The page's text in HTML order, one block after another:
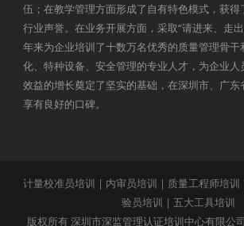
伍；在教学管理方面形成了自有特色模式，获得
行业声誉。在业务开展方面，采取“请进来、走
年来为企业培训了十数万名优秀的质量管理骨干
化、特种设备、安全管理的专业人才，为企业人
效益的增长奠定了坚实的基础，在深圳市、广东
享有良好的口碑。
计量校准员培训 | 内审员培训 | 质量工程师培训
验员培训 | 五大工具培训
版权所有 深圳市深监管理认证培训中心有限公司